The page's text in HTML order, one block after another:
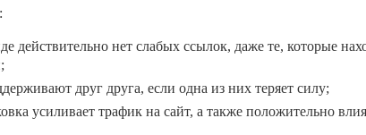
действительно нет слабых ссылок, даже те, которые
друг друга, если одна из них теряет силу;
усиливает трафик на сайт, а также положительно